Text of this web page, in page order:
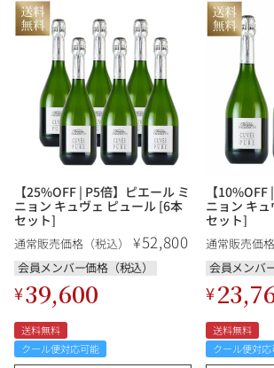
【25%OFF | P5倍】ピエール ミ
ニョン キュヴェ ピュール [6本
セット]
通常販売価格（税込） ¥52,800
会員メンバー価格（税込）
¥39,600
送料無料
クール便対応可能
【
ニョン キ
セット]
通常販売価格
会員メンバ
¥
送料無料
クール便対応